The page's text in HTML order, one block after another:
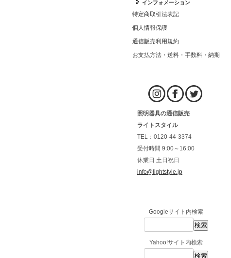
インフォメーション
特定商取引法表記
個人情報保護
通信販売利用規約
お支払方法・送料・手数料・納期
照明器具の通信販売
ライトスタイル
TEL：0120-44-3374
受付時間 9:00～16:00
休業日 土日祝日
info@lightstyle.jp
Googleサイト内検索
Yahoo!サイト内検索